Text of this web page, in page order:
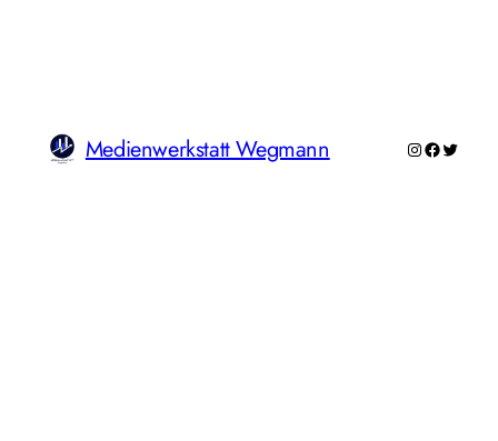
Medienwerkstatt Wegmann Instagram